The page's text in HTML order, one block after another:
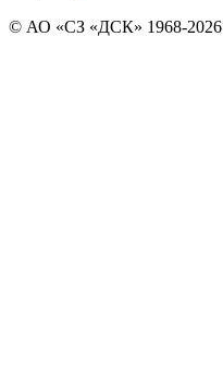
© АО «СЗ «ДСК» 1968-2026